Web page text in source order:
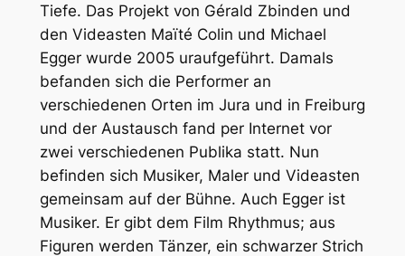
Tiefe. Das Projekt von Gérald Zbinden und
den Videasten Maïté Colin und Michael
Egger wurde 2005 uraufgeführt. Damals
befanden sich die Performer an
verschiedenen Orten im Jura und in Freiburg
und der Austausch fand per Internet vor
zwei verschiedenen Publika statt. Nun
befinden sich Musiker, Maler und Videasten
gemeinsam auf der Bühne. Auch Egger ist
Musiker. Er gibt dem Film Rhythmus; aus
Figuren werden Tänzer, ein schwarzer Strich